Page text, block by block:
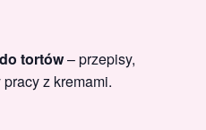
tortów– przepisy,
z kremami.